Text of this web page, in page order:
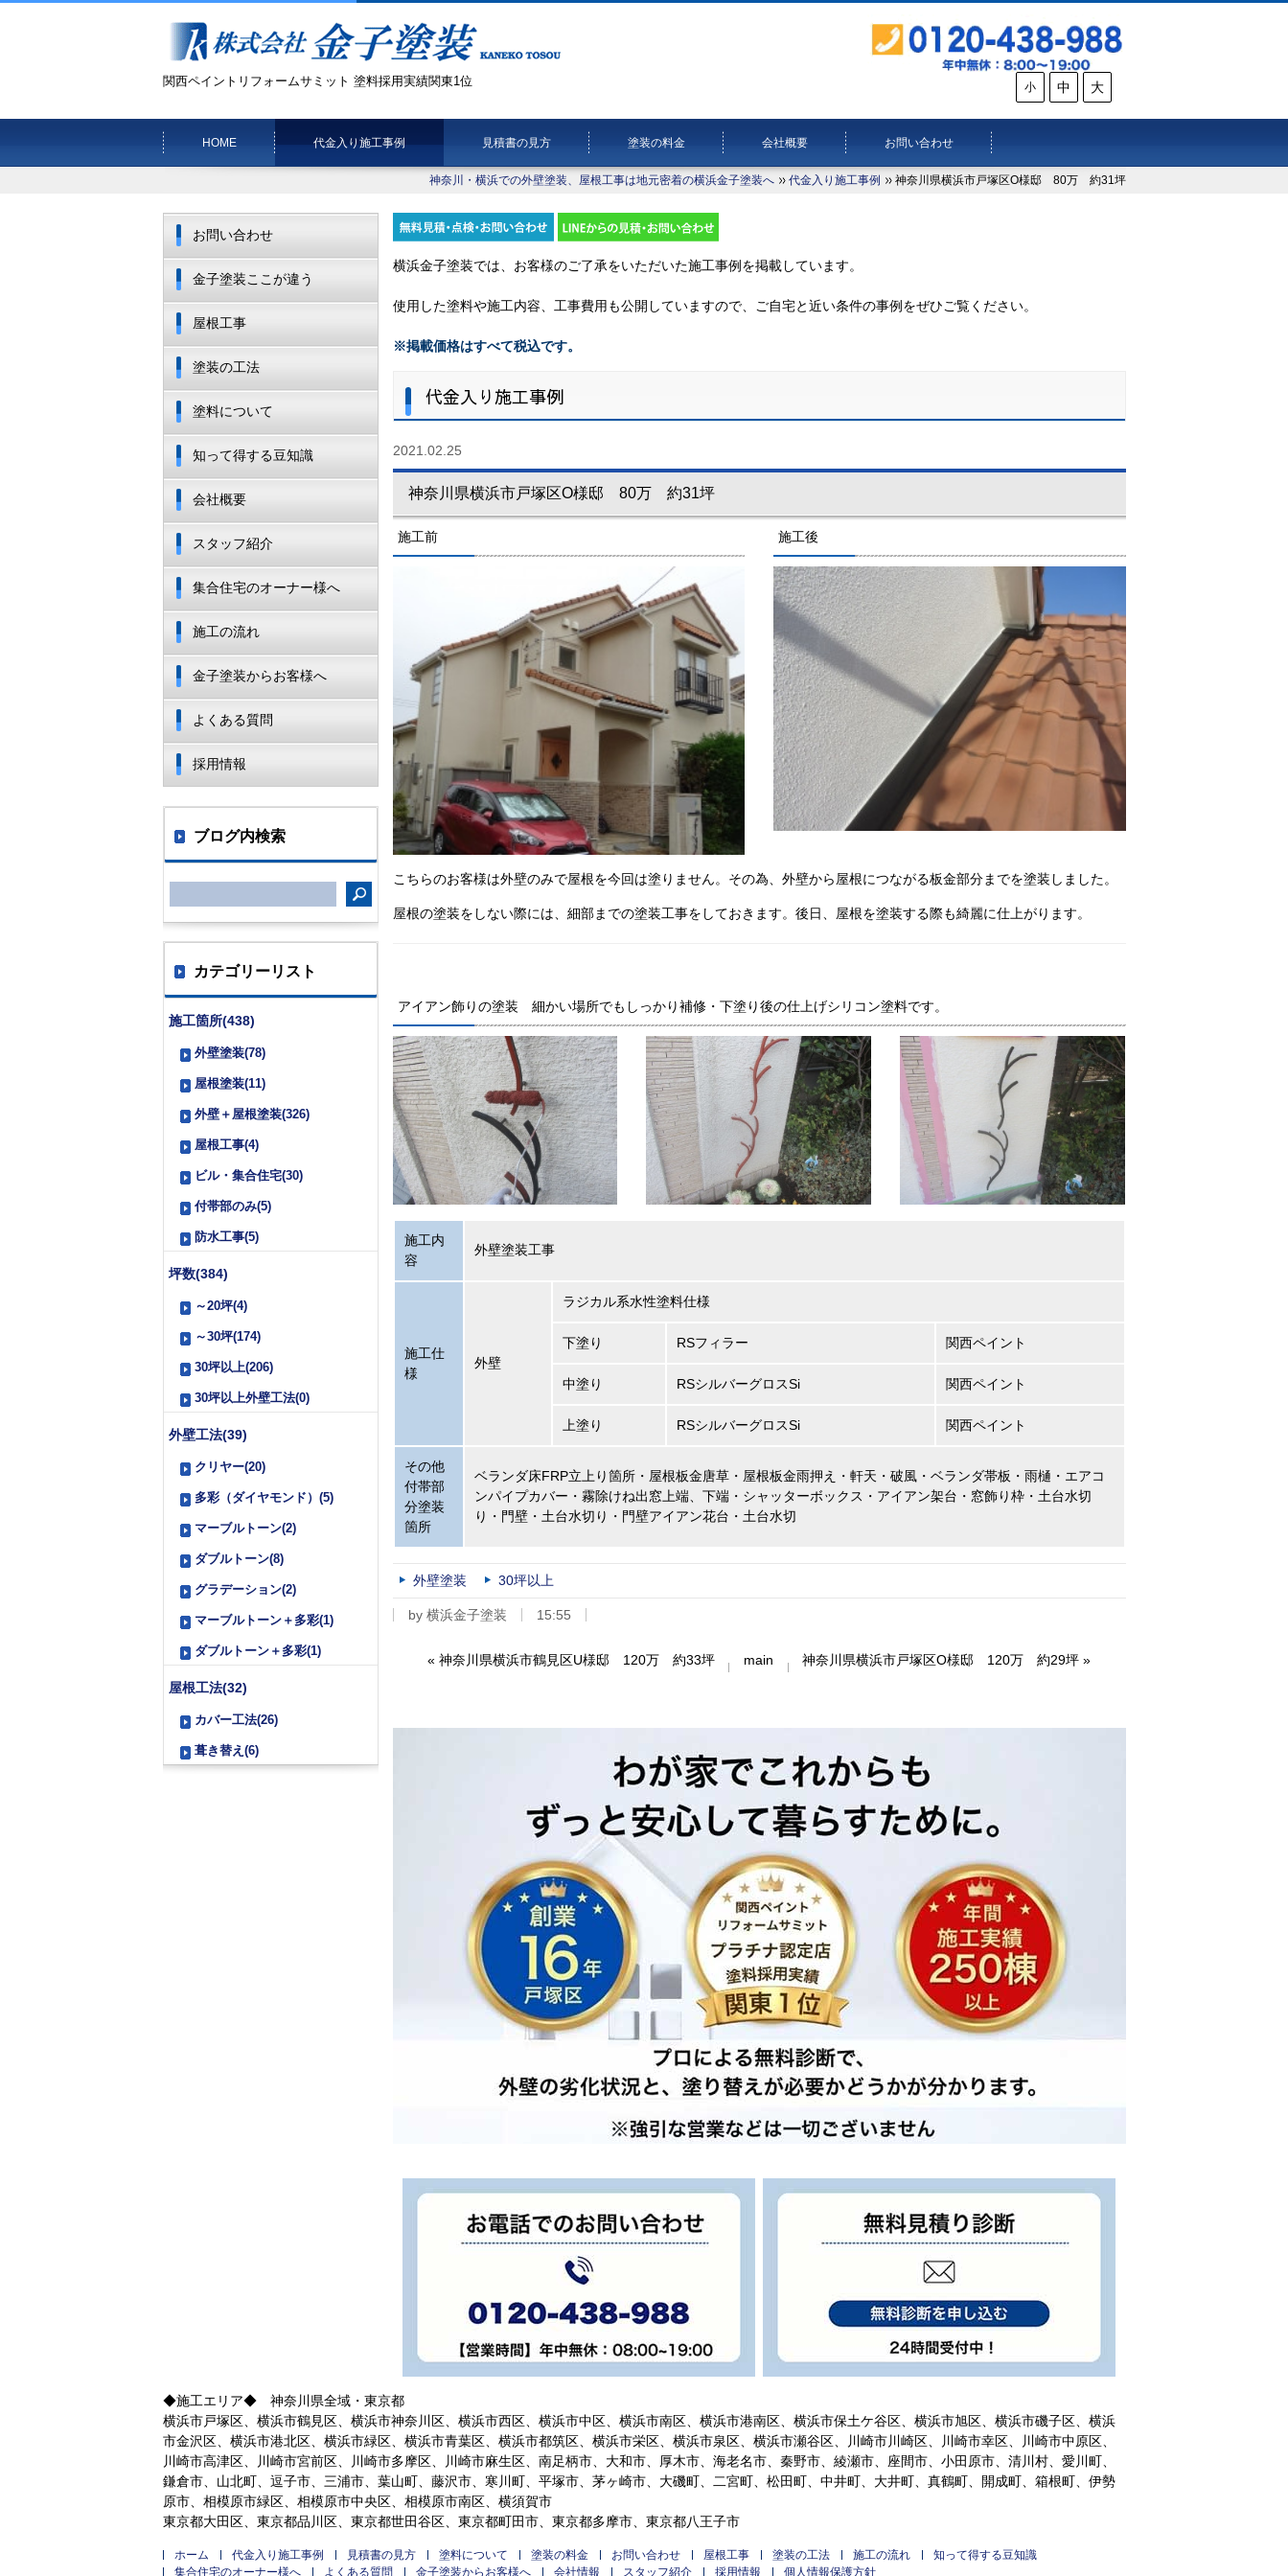
関西ペイントリフォームサミット 塗料採用実績関東1位 小 中 大
HOME 代金入り施工事例 見積書の見方 塗装の料金 会社概要 お問い合わせ
神奈川・横浜での外壁塗装、屋根工事は地元密着の横浜金子塗装へ 代金入り施工事例 神奈川県横浜市戸塚区O様邸 80万 約31坪
横浜金子塗装では、お客様のご了承をいただいた施工事例を掲載しています。
使用した塗料や施工内容、工事費用も公開していますので、ご自宅と近い条件の事例をぜひご覧ください。
※掲載価格はすべて税込です。
代金入り施工事例
2021.02.25
神奈川県横浜市戸塚区O様邸 80万 約31坪
施工前 施工後
こちらのお客様は外壁のみで屋根を今回は塗りません。その為、外壁から屋根につながる板金部分までを塗装しました。
屋根の塗装をしない際には、細部までの塗装工事をしておきます。後日、屋根を塗装する際も綺麗に仕上がります。
アイアン飾りの塗装 細かい場所でもしっかり補修・下塗り後の仕上げシリコン塗料です。
施工内
容
外壁塗装工事
施工仕
様
外壁
ラジカル系水性塗料仕様
下塗り RSフィラー 関西ペイント
中塗り RSシルバーグロスSi 関西ペイント
上塗り RSシルバーグロスSi 関西ペイント
その他
付帯部
分塗装
箇所
ベランダ床FRP立上り箇所・屋根板金唐草・屋根板金雨押え・軒天・破風・ベランダ帯板・雨樋・エアコ
ンパイプカバー・霧除けね出窓上端、下端・シャッターボックス・アイアン架台・窓飾り枠・土台水切
り・門壁・土台水切り・門壁アイアン花台・土台水切
外壁塗装 30坪以上
by 横浜金子塗装 15:55
« 神奈川県横浜市鶴見区U様邸 120万 約33坪 main 神奈川県横浜市戸塚区O様邸 120万 約29坪 »
お問い合わせ
金子塗装ここが違う
屋根工事
塗装の工法
塗料について
知って得する豆知識
会社概要
スタッフ紹介
集合住宅のオーナー様へ
施工の流れ
金子塗装からお客様へ
よくある質問
採用情報
ブログ内検索
カテゴリーリスト
施工箇所(438)
外壁塗装(78)
屋根塗装(11)
外壁＋屋根塗装(326)
屋根工事(4)
ビル・集合住宅(30)
付帯部のみ(5)
防水工事(5)
坪数(384)
～20坪(4)
～30坪(174)
30坪以上(206)
30坪以上外壁工法(0)
外壁工法(39)
クリヤー(20)
多彩（ダイヤモンド）(5)
マーブルトーン(2)
ダブルトーン(8)
グラデーション(2)
マーブルトーン＋多彩(1)
ダブルトーン＋多彩(1)
屋根工法(32)
カバー工法(26)
葺き替え(6)
◆施工エリア◆ 神奈川県全域・東京都
横浜市戸塚区、横浜市鶴見区、横浜市神奈川区、横浜市西区、横浜市中区、横浜市南区、横浜市港南区、横浜市保土ケ谷区、横浜市旭区、横浜市磯子区、横浜
市金沢区、横浜市港北区、横浜市緑区、横浜市青葉区、横浜市都筑区、横浜市栄区、横浜市泉区、横浜市瀬谷区、川崎市川崎区、川崎市幸区、川崎市中原区、
川崎市高津区、川崎市宮前区、川崎市多摩区、川崎市麻生区、南足柄市、大和市、厚木市、海老名市、秦野市、綾瀬市、座間市、小田原市、清川村、愛川町、
鎌倉市、山北町、逗子市、三浦市、葉山町、藤沢市、寒川町、平塚市、茅ヶ崎市、大磯町、二宮町、松田町、中井町、大井町、真鶴町、開成町、箱根町、伊勢
原市、相模原市緑区、相模原市中央区、相模原市南区、横須賀市
東京都大田区、東京都品川区、東京都世田谷区、東京都町田市、東京都多摩市、東京都八王子市
ホーム 代金入り施工事例 見積書の見方 塗料について 塗装の料金 お問い合わせ 屋根工事 塗装の工法 施工の流れ
知って得する豆知識
集合住宅のオーナー様へ
よくある質問 金子塗装からお客様へ 会社情報 スタッフ紹介 採用情報 個人情報保護方針